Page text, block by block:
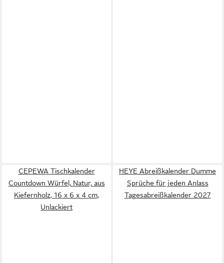
CEPEWA Tischkalender
Countdown Würfel, Natur, aus
Kiefernholz, 16 x 6 x 4 cm,
Unlackiert
HEYE Abreißkalender Dumme
Sprüche für jeden Anlass
Tagesabreißkalender 2027